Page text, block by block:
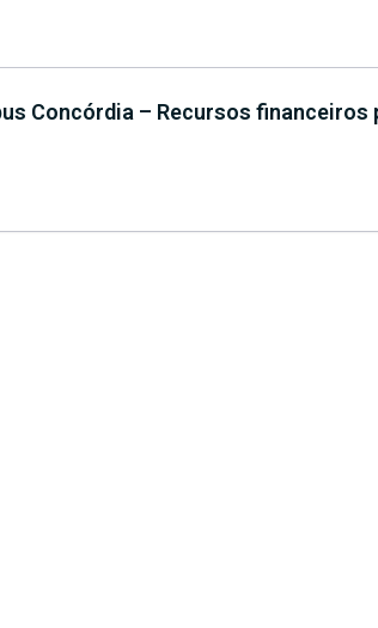
Concórdia – Recursos financeiros